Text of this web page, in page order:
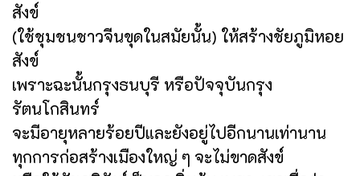
สังข์
(ใช้ชุมชนชาวจีนขุดในสมัยนั้น) ให้สร้างชัยภูมิหอย
สังข์
เพราะฉะนั้นกรุงธนบุรี หรือปัจจุบันกรุง
รัตนโกสินทร์
จะมีอายุหลายร้อยปีและยังอยู่ไปอีกนานเท่านาน
ทุกการก่อสร้างเมืองใหญ่ ๆ จะไม่ขาดสังข์